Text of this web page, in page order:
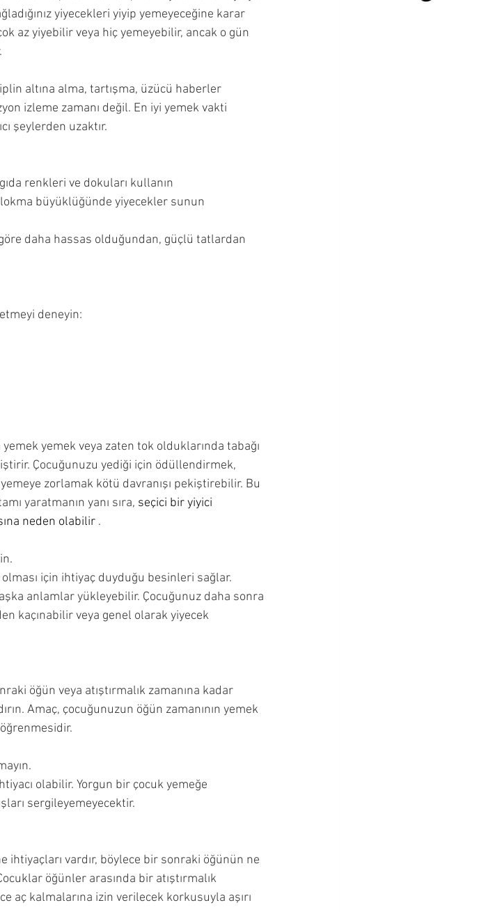
yiyecekleri yiyip yemeyeceğine karar
az yiyebilir veya hiç yemeyebilir, ancak o gün
altına alma, tartışma, üzücü haberler
izleme zamanı değil. En iyi yemek vakti
şeylerden uzaktır.
renkleri ve dokuları kullanın
büyüklüğünde yiyecekler sunun
daha hassas olduğundan, güçlü tatlardan
deneyin:
yemek veya zaten tok olduklarında tabağı
Çocuğunuzu yediği için ödüllendirmek,
zorlamak kötü davranışı pekiştirebilir. Bu
yaratmanın yanı sıra, seçici bir yiyici
neden olabilir .
için ihtiyaç duyduğu besinleri sağlar.
anlamlar yükleyebilir. Çocuğunuz daha sonra
kaçınabilir veya genel olarak yiyecek
öğün veya atıştırmalık zamanına kadar
Amaç, çocuğunuzun öğün zamanının yemek
olabilir. Yorgun bir çocuk yemeğe
sergileyemeyecektir.
vardır, böylece bir sonraki öğünün ne
öğünler arasında bir atıştırmalık
aç kalmalarına izin verilecek korkusuyla aşırı